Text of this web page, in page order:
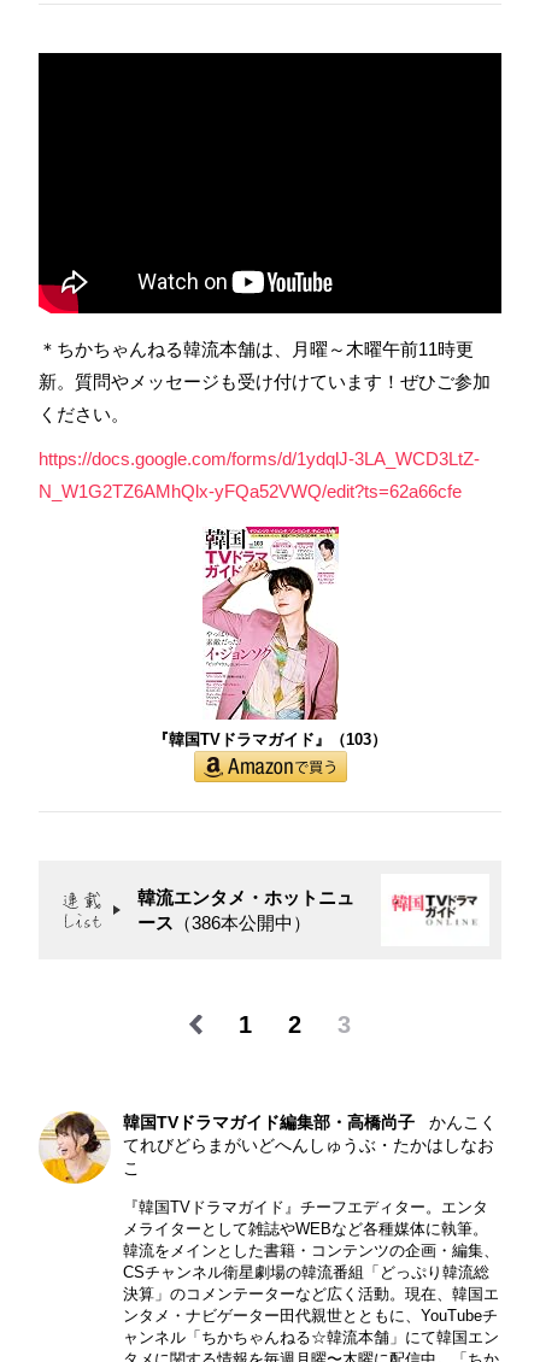
＊ちかちゃんねる韓流本舗は、月曜～木曜午前11時更
新。質問やメッセージも受け付けています！ぜひご参加
ください。
https://docs.google.com/forms/d/1ydqlJ-3LA_WCD3LtZ-
N_W1G2TZ6AMhQlx-yFQa52VWQ/edit?ts=62a66cfe
『韓国TVドラマガイド』（103）
韓流エンタメ・ホットニュ
ース （386本公開中）
1 2 3
韓国TVドラマガイド編集部・高橋尚子
かんこく
てれびどらまがいどへんしゅうぶ・たかはしなお
こ
『韓国TVドラマガイド』チーフエディター。エンタ
メライターとして雑誌やWEBなど各種媒体に執筆。
韓流をメインとした書籍・コンテンツの企画・編集、
CSチャンネル衛星劇場の韓流番組「どっぷり韓流総
決算」のコメンテーターなど広く活動。現在、韓国エ
ンタメ・ナビゲーター田代親世とともに、YouTubeチ
ャンネル「ちかちゃんねる☆韓流本舗」にて韓国エン